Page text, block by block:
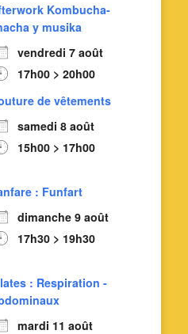
Kombucha-
y musika
vendredi 7 août
17h00 > 20h00
de vêtements
samedi 8 août
15h00 > 17h00
: Funfart
dimanche 9 août
17h30 > 19h30
: Respiration -
mardi 11 août